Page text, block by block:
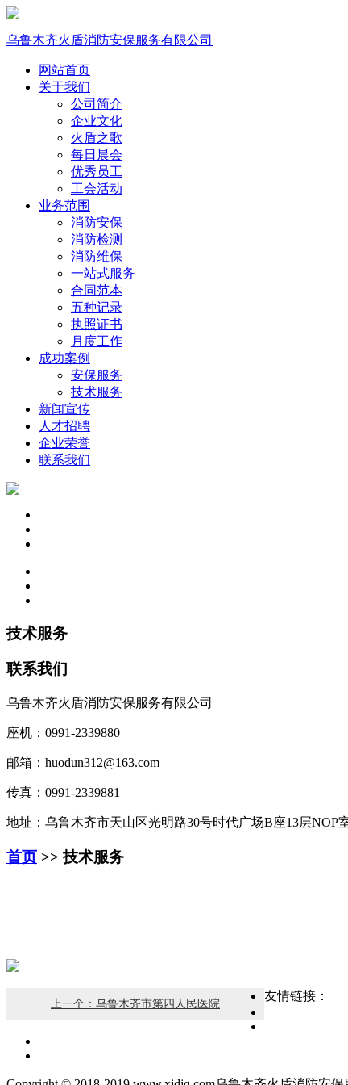
乌鲁木齐火盾消防安保服务有限公司
网站首页
关于我们
公司简介
企业文化
火盾之歌
每日晨会
优秀员工
工会活动
业务范围
消防安保
消防检测
消防维保
一站式服务
合同范本
五种记录
执照证书
月度工作
成功案例
安保服务
技术服务
新闻宣传
人才招聘
企业荣誉
联系我们
技术服务
联系我们
乌鲁木齐火盾消防安保服务有限公司
座机：0991-2339880
邮箱：huodun312@163.com
传真：0991-2339881
地址：乌鲁木齐市天山区光明路30号时代广场B座13层NOP
首页 >> 技术服务
上一个：乌鲁木齐市第四人民医院
友情链接：